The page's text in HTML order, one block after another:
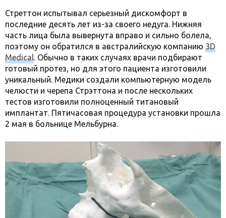
Стреттон испытывал серьезный дискомфорт в
последние десять лет из-за своего недуга. Нижняя
часть лица была вывернута вправо и сильно болела,
поэтому он обратился в австралийскую компанию 3D
Medical. Обычно в таких случаях врачи подбирают
готовый протез, но для этого пациента изготовили
уникальный. Медики создали компьютерную модель
челюсти и черепа Стрэттона и после нескольких
тестов изготовили полноценный титановый
имплантат. Пятичасовая процедура установки прошла
2 мая в больнице Мельбурна.